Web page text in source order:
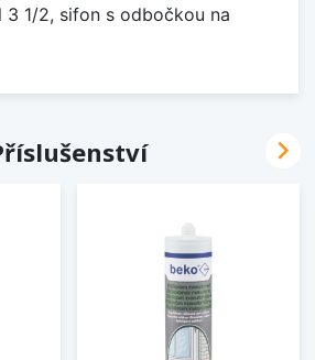
3 1/2, sifon s odbočkou na
